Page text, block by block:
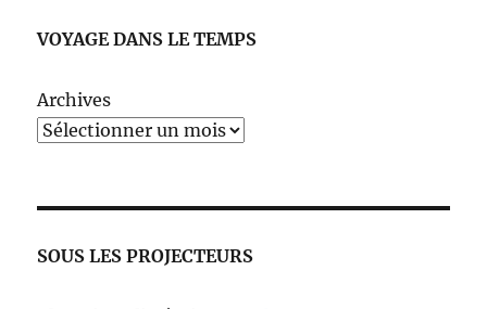
VOYAGE DANS LE TEMPS
Archives
SOUS LES PROJECTEURS